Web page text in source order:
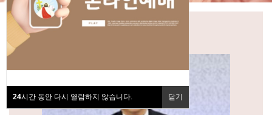
24시간 동안 다시 열람하지 않습니다. 닫기
주일설교영상